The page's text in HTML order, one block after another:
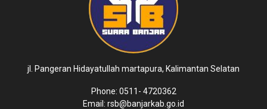
jl. Pangeran Hidayatullah martapura, Kalimantan Selatan
Phone: 0511- 4720362
Email: rsb@banjarkab.go.id